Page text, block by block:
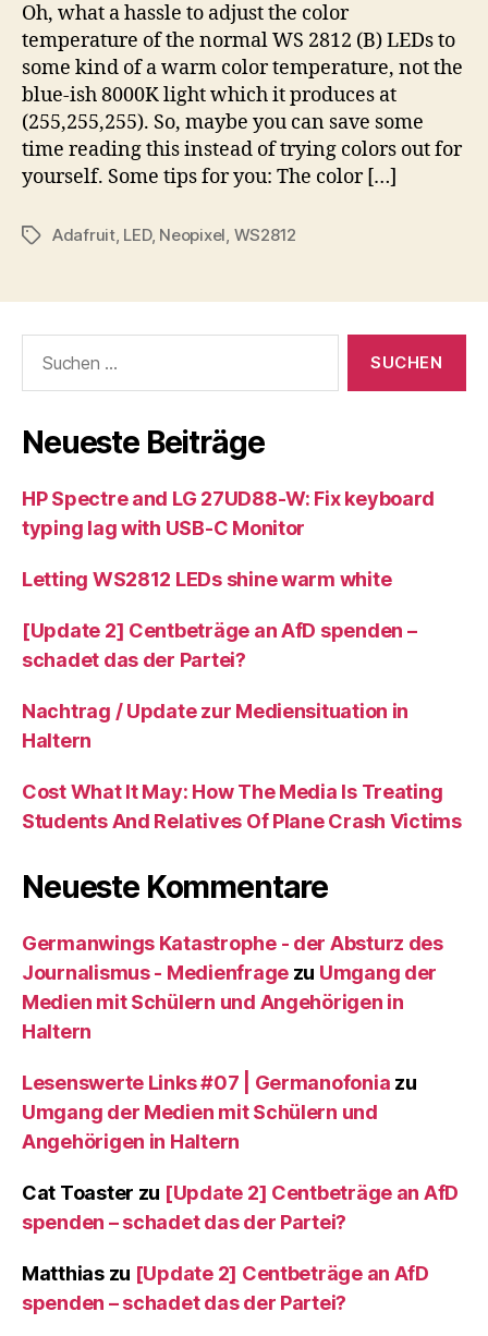
Oh, what a hassle to adjust the color
temperature of the normal WS 2812 (B) LEDs to
some kind of a warm color temperature, not the
blue-ish 8000K light which it produces at
(255,255,255). So, maybe you can save some
time reading this instead of trying colors out for
yourself. Some tips for you: The color […]
Schlagwörter
Adafruit, LED, Neopixel, WS2812
nach:
Neueste Beiträge
HP Spectre and LG 27UD88-W: Fix keyboard
typing lag with USB-C Monitor
Letting WS2812 LEDs shine warm white
[Update 2] Centbeträge an AfD spenden –
schadet das der Partei?
Nachtrag / Update zur Mediensituation in
Haltern
Cost What It May: How The Media Is Treating
Students And Relatives Of Plane Crash Victims
Neueste Kommentare
Germanwings Katastrophe - der Absturz des
Journalismus - Medienfragezu Umgang der
Medien mit Schülern und Angehörigen in
Haltern
Lesenswerte Links #07 | Germanofonia zu
Umgang der Medien mit Schülern und
Angehörigen in Haltern
Cat Toaster zu [Update 2] Centbeträge an AfD
spenden – schadet das der Partei?
Matthiaszu [Update 2] Centbeträge an AfD
spenden – schadet das der Partei?